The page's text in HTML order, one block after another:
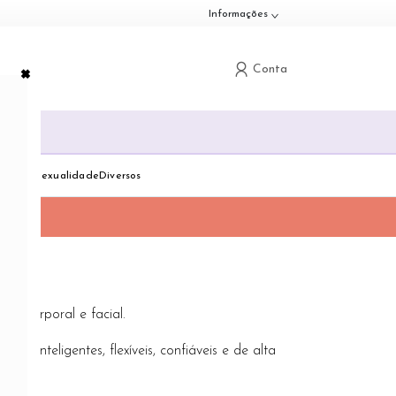
Informações
Conta
Toggle dropdown
SexualidadeToggle dropdown
DiversosToggle dropdown
corporal e facial.
inteligentes, flexíveis, confiáveis e de alta
×